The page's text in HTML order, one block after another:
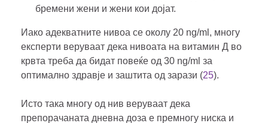
бремени жени и жени кои дојат.
Иако адекватните нивоа се околу 20 ng/ml, многу
експерти веруваат дека нивоата на витамин Д во
крвта треба да бидат повеќе од 30 ng/ml за
оптимално здравје и заштита од зарази (25).
Исто така многу од нив веруваат дека
препорачаната дневна доза е премногу ниска и